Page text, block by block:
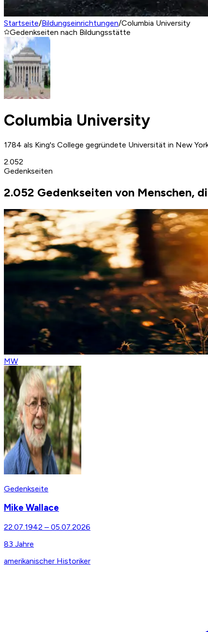
Startseite/Bildungseinrichtungen/Columbia University
Gedenkseiten nach Bildungsstätte
Columbia University
1784 als King's College gegründete Universität in New
2.052
Gedenkseiten
2.052 Gedenkseiten von Menschen,
MW
Gedenkseite
Mike Wallace
22.07.1942 – 05.07.2026
83 Jahre
amerikanischer Historiker